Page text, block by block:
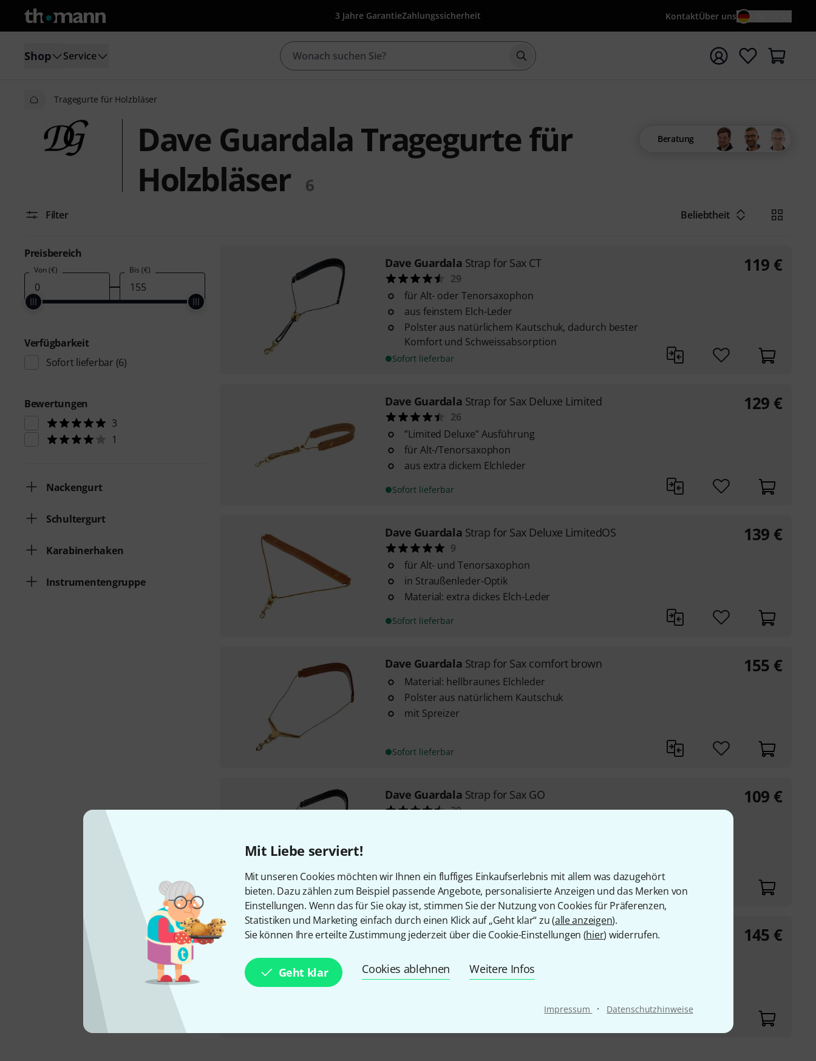
Mit Liebe serviert!
Mit unseren Cookies möchten wir Ihnen ein fluffiges Einkaufserlebnis mit allem was dazugehört
bieten. Dazu zählen zum Beispiel passende Angebote, personalisierte Anzeigen und das Merken von
Einstellungen. Wenn das für Sie okay ist, stimmen Sie der Nutzung von Cookies für Präferenzen,
Statistiken und Marketing einfach durch einen Klick auf „Geht klar“ zu (alle anzeigen).
Sie können Ihre erteilte Zustimmung jederzeit über die Cookie-Einstellungen (hier) widerrufen.
Geht klar Cookies ablehnen Weitere Infos
Impressum · Datenschutzhinweise
3 Jahre GarantieZahlungssicherheit KontaktÜber uns
Shop Service Suche mit Suchwort {searchTerm} starten
Tragegurte für Holzbläser
Dave Guardala Tragegurte für
Holzbläser
6
Beratung
Filter Beliebtheit
Preisbereich
Von (€) Bis (€)
Verfügbarkeit
Sofort lieferbar (6)
Bewertungen
3
1
Nackengurt
Schultergurt
Karabinerhaken
Instrumentengruppe
Dave Guardala Strap for Sax CT
29
für Alt- oder Tenorsaxophon
aus feinstem Elch-Leder
Polster aus natürlichem Kautschuk, dadurch bester
Komfort und Schweissabsorption
Sofort lieferbar
119 €
Dave Guardala Strap for Sax Deluxe Limited
26
”Limited Deluxe” Ausführung
für Alt-/Tenorsaxophon
aus extra dickem Elchleder
Sofort lieferbar
129 €
Dave Guardala Strap for Sax Deluxe LimitedOS
9
für Alt- und Tenorsaxophon
in Straußenleder-Optik
Material: extra dickes Elch-Leder
Sofort lieferbar
139 €
Dave Guardala Strap for Sax comfort brown
Material: hellbraunes Elchleder
Polster aus natürlichem Kautschuk
mit Spreizer
Sofort lieferbar
155 €
Dave Guardala Strap for Sax GO
20
Komfort und Schweissabsorption
Sofort lieferbar
109 €
Dave GuardalaStrap for Sax comfort black
Polster aus natürlichem Kautschuk
mit Spreizer
145 €